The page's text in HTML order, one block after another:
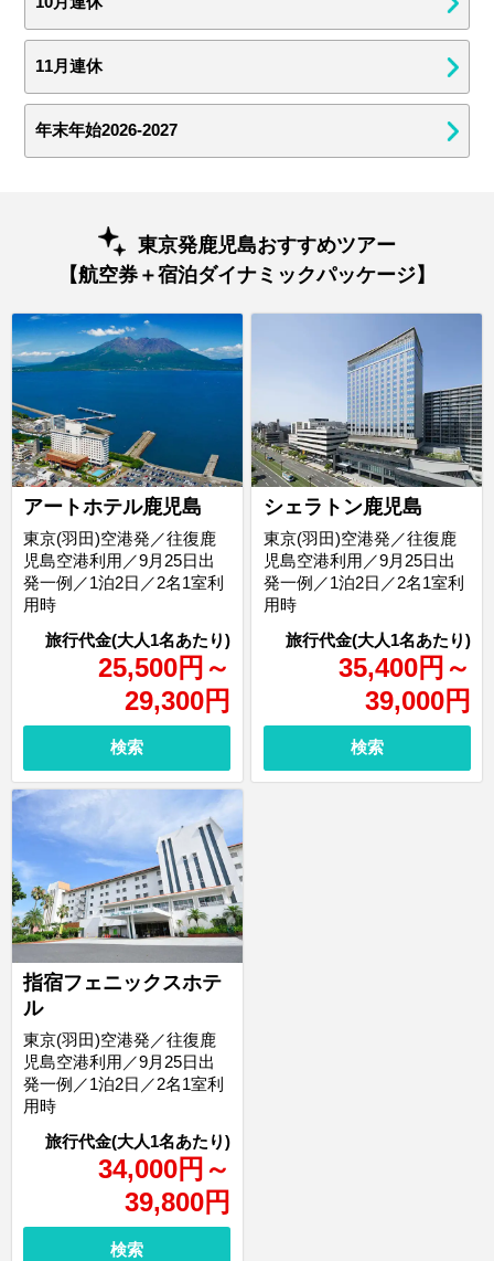
11月連休
年末年始2026-2027
東京発鹿児島おすすめツアー
【航空券＋宿泊ダイナミックパッケージ】
アートホテル鹿児島
25,500円 ～
29,300円
東京(羽田)空港発／往復鹿
児島空港利用／9月25日出
発一例／1泊2日／2名1室利
用時
検索
シェラトン鹿児島
35,400円 ～
39,000円
東京(羽田)空港発／往復鹿
児島空港利用／9月25日出
発一例／1泊2日／2名1室利
用時
検索
指宿フェニックスホテ
ル
34,000円 ～
39,800円
東京(羽田)空港発／往復鹿
児島空港利用／9月25日出
発一例／1泊2日／2名1室利
用時
検索